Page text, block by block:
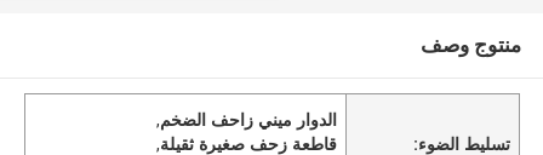
منتوج وصف
تسليط الضوء:
الدوار ميني زاحف الضخم,
قاطعة زحف صغيرة ثقيلة,